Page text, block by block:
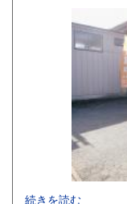
続きを読む